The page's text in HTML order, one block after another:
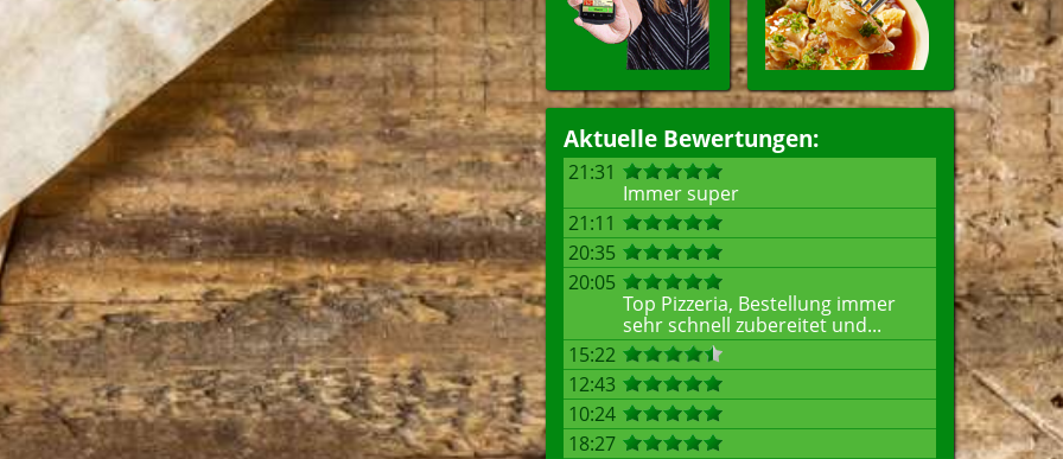
Aktuelle Bewertungen:
21:31
Immer super
21:11
20:35
20:05
Top Pizzeria, Bestellung immer
sehr schnell zubereitet und...
15:22
12:43
10:24
18:27